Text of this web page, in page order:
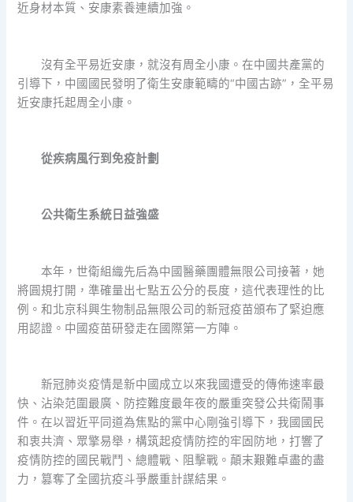
近身材本質、安康素養連續加強。
沒有全平易近安康，就沒有周全小康。在中國共產黨的
引導下，中國國民發明了衛生安康範疇的“中國古跡”，全平易
近安康托起周全小康。
從疾病風行到免疫計劃
公共衛生系統日益強盛
本年，世衛組織先后為中國醫藥團體無限公司接著，她
將圓規打開，準確量出七點五公分的長度，這代表理性的比
例。和北京科興生物制品無限公司的新冠疫苗頒布了緊迫應
用認證。中國疫苗研發走在國際第一方陣。
新冠肺炎疫情是新中國成立以來我國遭受的傳佈速率最
快、沾染范圍最廣、防控難度最年夜的嚴重突發公共衛鬧事
件。在以習近平同道為焦點的黨中心剛強引導下，我國國民
和衷共濟、眾擎易舉，構筑起疫情防控的牢固防地，打響了
疫情防控的國民戰鬥、總體戰、阻擊戰。顛末艱難卓盡的盡
力，篡奪了全國抗疫斗爭嚴重計謀結果。